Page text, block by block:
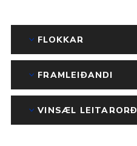
FLOKKAR
FRAMLEIÐANDI
VINSÆL LEITARORÐ